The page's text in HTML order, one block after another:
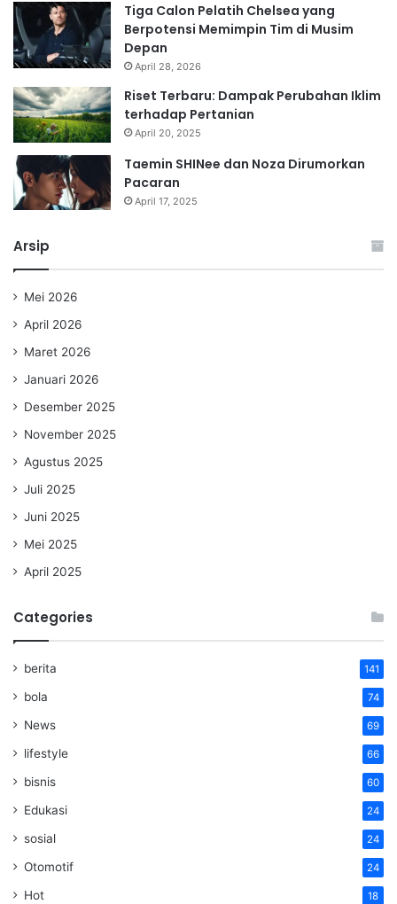
Tiga Calon Pelatih Chelsea yang
Berpotensi Memimpin Tim di Musim
Depan
April 28, 2026
Riset Terbaru: Dampak Perubahan Iklim
terhadap Pertanian
April 20, 2025
Taemin SHINee dan Noza Dirumorkan
Pacaran
April 17, 2025
Arsip
Mei 2026
April 2026
Maret 2026
Januari 2026
Desember 2025
November 2025
Agustus 2025
Juli 2025
Juni 2025
Mei 2025
April 2025
Categories
berita 141
bola 74
News 69
lifestyle 66
bisnis 60
Edukasi 24
sosial 24
Otomotif 24
Hot 18